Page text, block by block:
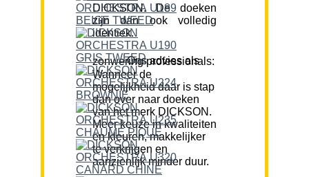
DICKSON. De doeken
zijn dan ook volledig
identiek.
Ons advies als zonwering professionals:
Wanneer de
mogelijkheid daar is stap
dan over naar doeken
van het merk DICKSON.
Meer keuze in kwaliteiten
en kleuren, makkelijker
te verkrijgen en
aanzienlijk minder duur.